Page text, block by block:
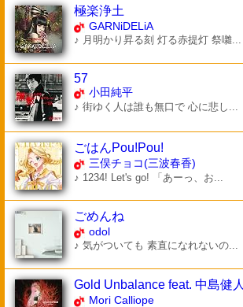
極楽浄土
GARNiDELiA
♪ 月明かり昇る刻 灯る赤提灯 祭囃...
57
小田純平
♪ 街ゆく人は誰も無口で 心に悲し...
ごはんPou!Pou!
三俣チョコ(三波春香)
♪ 1234! Let's go! 「あーっ、お...
ごめんね
odol
♪ 気がついても 素直になれないの...
Gold Unbalance feat. 中島健人
Mori Calliope